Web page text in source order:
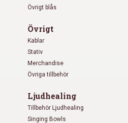
Övrigt blås
Övrigt
Kablar
Stativ
Merchandise
Övriga tillbehör
Ljudhealing
Tillbehör Ljudhealing
Singing Bowls